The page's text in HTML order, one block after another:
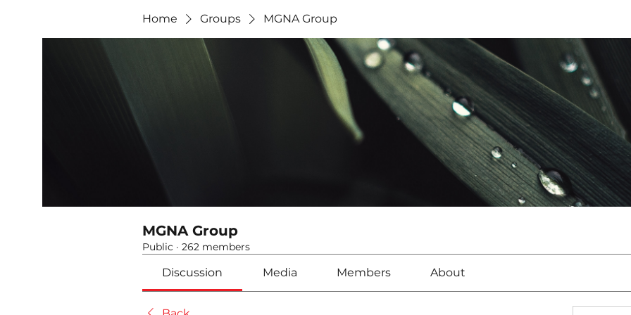
Home Groups MGNA Group
MGNA Group
Public · 262 members
Discussion Media Members About